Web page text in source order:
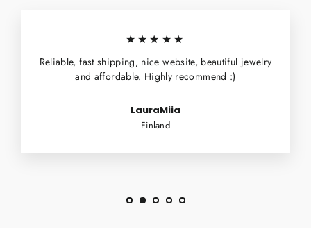
★★★★★
Reliable, fast shipping, nice website, beautiful jewelry
and affordable. Highly recommend :)
LauraMiia
Finland